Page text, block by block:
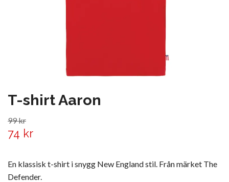
T-shirt Aaron
99 kr
74 kr
En klassisk t-shirt i snygg New England stil. Från märket The
Defender.